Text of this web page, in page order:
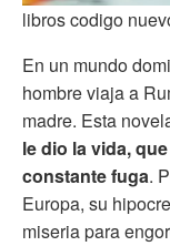
libros codigo
En un mundo
hombre viaja a
madre. Esta
le dio la vida,
constante fuga.
Europa, su
miseria para